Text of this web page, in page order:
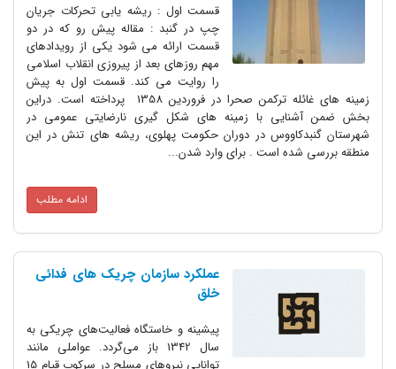
قسمت اول : ریشه یابی تحرکات جریان
چپ در گنبد : مقاله پیش رو که در دو
قسمت ارائه می شود یکی از رویدادهای
مهم روزهای بعد از پیروزی انقلاب اسلامی
را روایت می کند. قسمت اول به پیش
زمینه های غائله ترکمن صحرا در فروردین 1358 پرداخته است. دراین
بخش ضمن آشنایی با زمینه های شکل گیری نارضایتی عمومی در
شهرستان گنبدکاووس در دوران حکومت پهلوی، ریشه های تنش در این
منطقه بررسی شده است . برای وارد شدن...
ادامه مطلب
عملکرد سازمان چریک های فدائی
خلق
پیشینه و خاستگاه فعالیت‌های چریکی به
سال 1342 باز می‌گردد. عواملی مانند
توانایی نیروهای مسلح در سرکوب قیام 15